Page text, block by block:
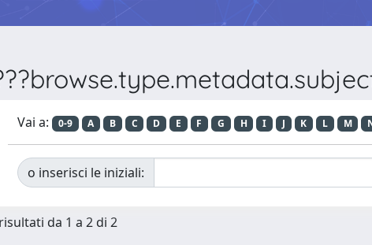
Vai a: 0-9 A B C D E F G H I J K L M
o inserisci le iniziali:
da 1 a 2 di 2